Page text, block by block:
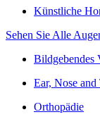
Künstliche
Sehen Sie Alle
Bildgebendes
Ear, Nose and
Orthopädie